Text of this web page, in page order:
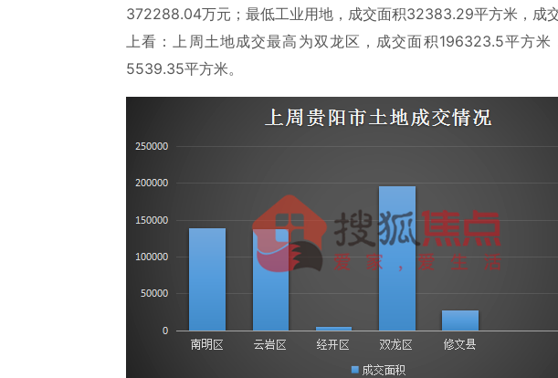
372288.04万元；最低工业用地，成交面积32383.29平方米，成
上看：上周土地成交最高为双龙区，成交面积196323.5平方
5539.35平方米。